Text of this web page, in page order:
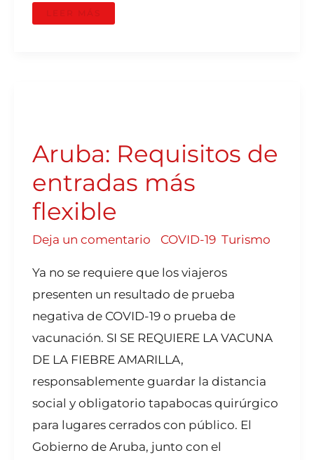
LEER MÁS
Aruba: Requisitos de
entradas más
flexible
Deja un comentario COVID-19, Turismo
Ya no se requiere que los viajeros
presenten un resultado de prueba
negativa de COVID-19 o prueba de
vacunación. SI SE REQUIERE LA VACUNA
DE LA FIEBRE AMARILLA,
responsablemente guardar la distancia
social y obligatorio tapabocas quirúrgico
para lugares cerrados con público. El
Gobierno de Aruba, junto con el
FLEXIBLE